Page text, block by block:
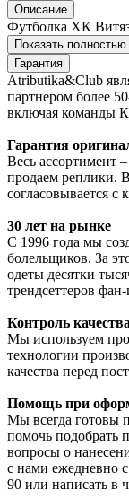
Описание
Футболка ХК
Показать полностью
Гарантия
Atributika&Club
партнером более
включая команды
Гарантия
Весь ассортимент
продаем реплики.
согласовывается с
30 лет на рынке
С 1996 года мы
болельщиков. За
одеты десятки
трендсеттеров
Контроль
Мы используем
технологии
качества перед
Помощь при
Мы всегда готовы
помочь подобрать
вопросы о
с нами ежедневно
90 или написать в